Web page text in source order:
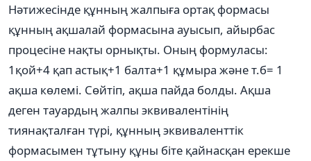
Нәтижесінде құнның жалпыға ортақ формасы
құнның ақшалай формасына ауысып, айырбас
процесіне нақты орнықты. Оның формуласы:
1қой+4 қап астық+1 балта+1 құмыра және т.б= 1
ақша көлемі. Сөйтіп, ақша пайда болды. Ақша
деген тауардың жалпы эквивалентінің
тиянақталған түрі, құнның эквиваленттік
формасымен тұтыну құны біте қайнасқан ерекше